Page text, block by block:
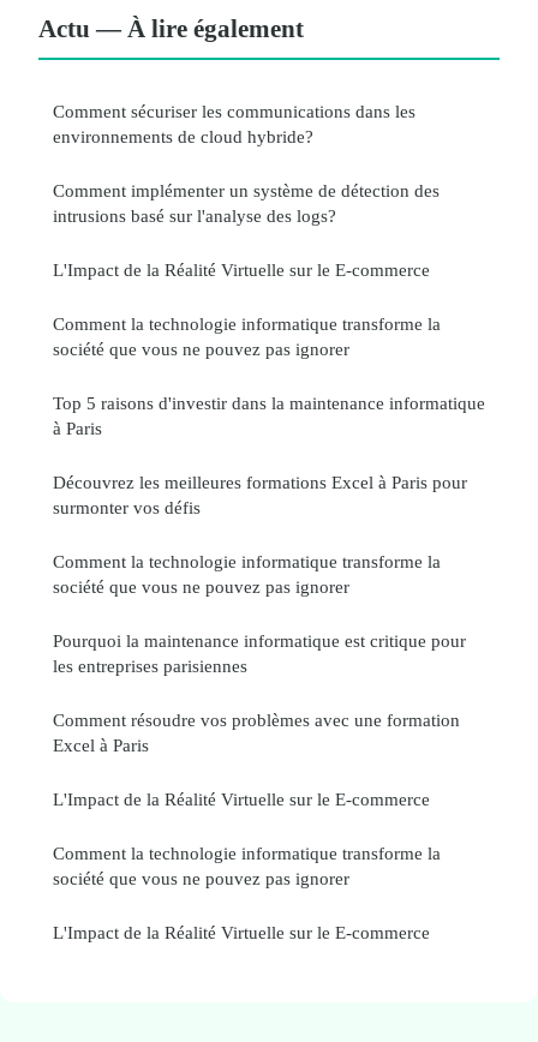
Actu — À lire également
Comment sécuriser les communications dans les
environnements de cloud hybride?
Comment implémenter un système de détection des
intrusions basé sur l'analyse des logs?
L'Impact de la Réalité Virtuelle sur le E-commerce
Comment la technologie informatique transforme la
société que vous ne pouvez pas ignorer
Top 5 raisons d'investir dans la maintenance informatique
à Paris
Découvrez les meilleures formations Excel à Paris pour
surmonter vos défis
Comment la technologie informatique transforme la
société que vous ne pouvez pas ignorer
Pourquoi la maintenance informatique est critique pour
les entreprises parisiennes
Comment résoudre vos problèmes avec une formation
Excel à Paris
L'Impact de la Réalité Virtuelle sur le E-commerce
Comment la technologie informatique transforme la
société que vous ne pouvez pas ignorer
L'Impact de la Réalité Virtuelle sur le E-commerce